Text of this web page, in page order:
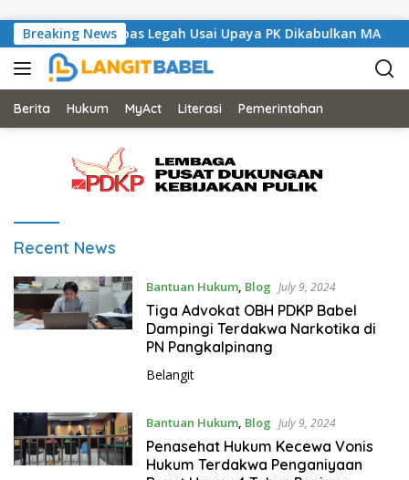
Breaking News
London Bernapas Legah Usai Upaya PK Dikabulkan MA
Berita Hukum MyAct Literasi Pemerintahan
a
n
g
i
e
l
Recent News
Bantuan Hukum, Blog July 9, 2024
Tiga Advokat OBH PDKP Babel
Dampingi Terdakwa Narkotika di
PN Pangkalpinang
Belangit
Bantuan Hukum, Blog July 9, 2024
Penasehat Hukum Kecewa Vonis
Hukum Terdakwa Penganiyaan